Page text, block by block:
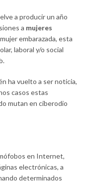
a producir un año
a mujeres
embarazada, esta
laboral y/o social
ha vuelto a ser noticia,
casos estas
mutan en ciberodio
en Internet,
electrónicas, a
determinados